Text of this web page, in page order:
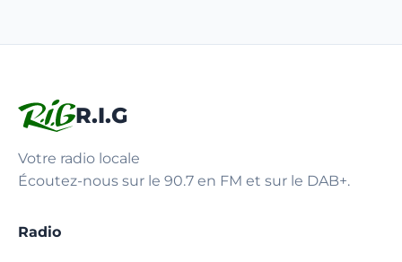
R.I.G
Votre radio locale
Écoutez-nous sur le 90.7 en FM et sur le DAB+.
Radio